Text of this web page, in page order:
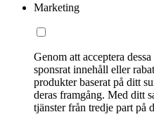
Marketing
Genom att acceptera
sponsrat innehåll eller
produkter baserat på ditt
deras framgång. Med ditt
tjänster från tredje part på